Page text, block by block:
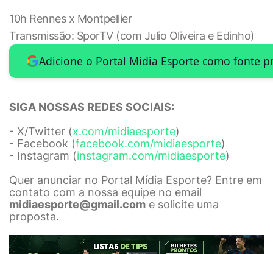
10h Rennes x Montpellier
Transmissão: SporTV (com Julio Oliveira e Edinho)
Adicione o Portal Mídia Esporte como fonte
SIGA NOSSAS REDES SOCIAIS:
- X/Twitter (x.com/midiaesporte)
- Facebook (facebook.com/midiaesporte)
- Instagram (instagram.com/midiaesporte)
Quer anunciar no Portal Mídia Esporte? Entre em
contato com a nossa equipe no email
midiaesporte@gmail.com e solicite uma
proposta.